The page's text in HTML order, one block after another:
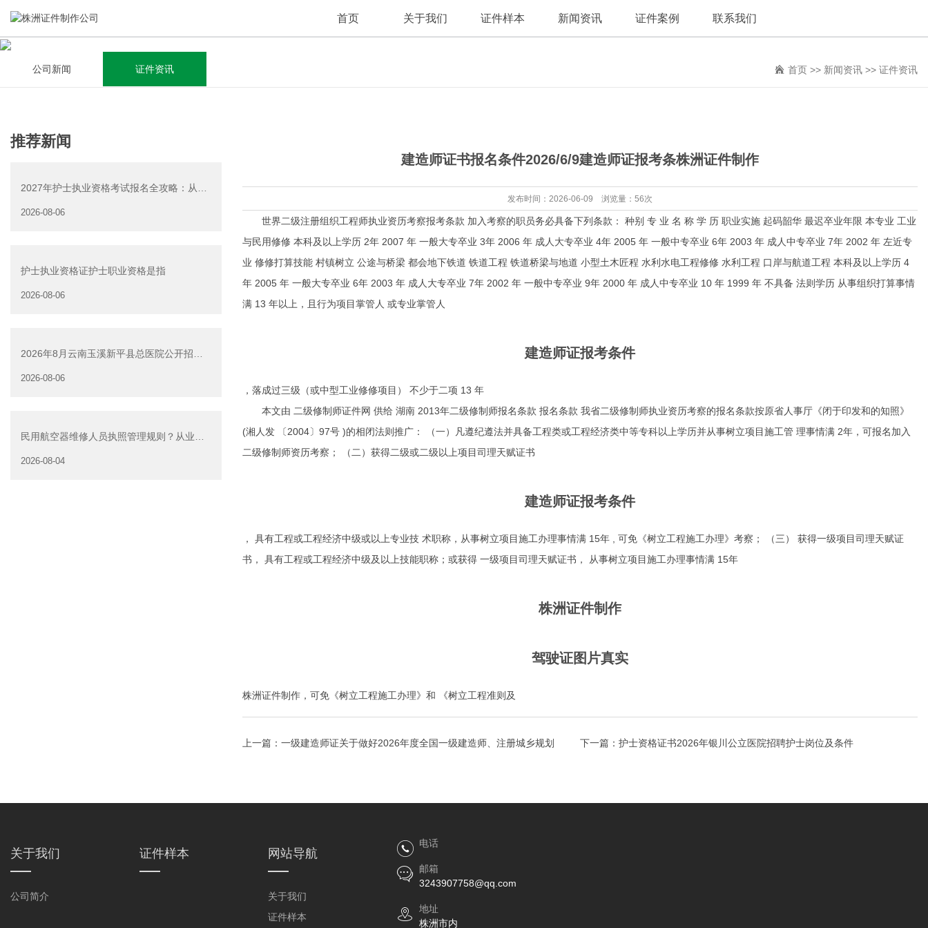
首页 关于我们
集研发，设计，制造，安装于一体，多元化的定制需求，为上
千家企业提供过专业定制服务！
查看详情
证件样本 新闻资讯
全自动流水线规模化生产，准时按期交货，年生产能力超过
40W万方米以上，拥有遍布全国的商务合作伙伴和较为完善的
查看详情
证件案例 联系我们
公司新闻 证件资讯 首页 >> 新闻资讯 >> 证件资讯
推荐新闻
2027年护士执业资格考试报名全攻略：从条
2026-08-06
护士执业资格证护士职业资格是指
2026-08-06
2026年8月云南玉溪新平县总医院公开招聘
2026-08-06
民用航空器维修人员执照管理规则？从业资
2026-08-04
建造师证书报名条件2026/6/9建造师证报考条株洲证件制作
发布时间：2026-06-09 浏览量：56次
世界二级注册组织工程师执业资历考察报考条款 加入考察的职员务必具备下列条款： 种别 专 业 名 称 学 历 职业实施 起码韶华 最迟卒业年限 本专业 工业
与民用修修 本科及以上学历 2年 2007 年 一般大专卒业 3年 2006 年 成人大专卒业 4年 2005 年 一般中专卒业 6年 2003 年 成人中专卒业 7年 2002 年 左近专
业 修修打算技能 村镇树立 公途与桥梁 都会地下铁道 铁道工程 铁道桥梁与地道 小型土木匠程 水利水电工程修修 水利工程 口岸与航道工程 本科及以上学历 4
年 2005 年 一般大专卒业 6年 2003 年 成人大专卒业 7年 2002 年 一般中专卒业 9年 2000 年 成人中专卒业 10 年 1999 年 不具备 法则学历 从事组织打算事情
满 13 年以上，且行为项目掌管人 或专业掌管人
建造师证报考条件
，落成过三级（或中型工业修修项目） 不少于二项 13 年
本文由 二级修制师证件网 供给 湖南 2013年二级修制师报名条款 报名条款 我省二级修制师执业资历考察的报名条款按原省人事厅《闭于印发和的知照》
(湘人发 〔2004〕97号 )的相闭法则推广： （一）凡遵纪遵法并具备工程类或工程经济类中等专科以上学历并从事树立项目施工管 理事情满 2年，可报名加入
二级修制师资历考察； （二）获得二级或二级以上项目司理天赋证书
建造师证报考条件
， 具有工程或工程经济中级或以上专业技 术职称，从事树立项目施工办理事情满 15年 , 可免《树立工程施工办理》考察； （三） 获得一级项目司理天赋证
书， 具有工程或工程经济中级及以上技能职称；或获得 一级项目司理天赋证书， 从事树立项目施工办理事情满 15年
株洲证件制作
驾驶证图片真实
株洲证件制作 ，可免《树立工程施工办理》和 《树立工程准则及
上一篇： 一级建造师证关于做好2026年度全国一级建造师、注册城乡规划 下一篇： 护士资格证书2026年银川公立医院招聘护士岗位及条件
关于我们
公司简介
证件样本 网站导航
关于我们
证件样本
电话
邮箱
3243907758@qq.com
地址
株洲市内